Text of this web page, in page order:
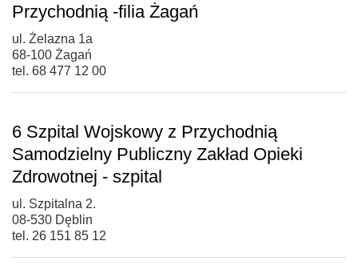
Przychodnią -filia Żagań
ul. Żelazna 1a
68-100 Żagań
tel. 68 477 12 00
6 Szpital Wojskowy z Przychodnią
Samodzielny Publiczny Zakład Opieki
Zdrowotnej - szpital
ul. Szpitalna 2.
08-530 Dęblin
tel. 26 151 85 12